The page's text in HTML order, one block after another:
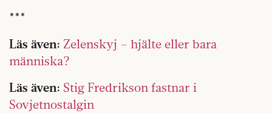
***
Läs även: Zelenskyj – hjälte eller bara
människa?
Läs även: Stig Fredrikson fastnar i
Sovjetnostalgin